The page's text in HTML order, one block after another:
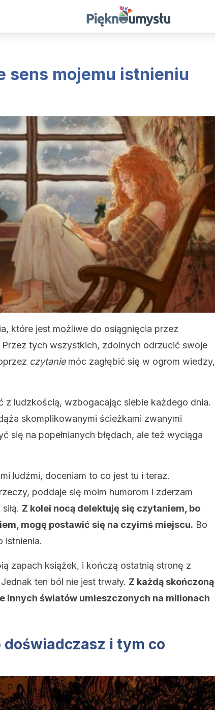
sens mojemu istnieniu
które jest możliwe do osiągnięcia przez
tych wszystkich, zdolnych odrzucić swoje
czytaniemóc zagłębić się w ogrom wiedzy,
z ludzkością, wzbogacając siebie każdego dnia.
skomplikowanymi ścieżkami zwanymi
się na popełnianych błędach, ale też wyciąga
ludźmi, doceniam to co jest tu i teraz.
poddaje się moim humorom i zderzam
Z kolei nocą delektuję się czytaniem, bo
mogę postawić się na czyimś miejscu. Bo
istnienia.
zapach książek, i kończą ostatnią stronę z
ten ból nie jest trwały. Z każdą skończoną
innych światów umieszczonych na milionach
i tym co